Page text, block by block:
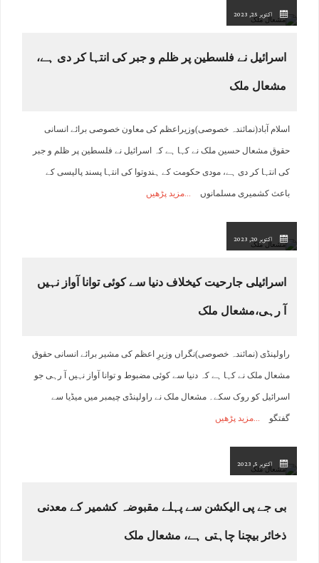
اکتوبر 25, 2023
اسرائیل نے فلسطین پر ظلم و جبر کی انتہا کر دی ہے،
مشعال ملک
اسلام آباد(نمائندہ خصوصی)وزیراعظم کی معاون خصوصی برائے انسانی
حقوق مشعال حسین ملک نے کہا ہے کہ اسرائیل نے فلسطین پر ظلم و جبر
کی انتہا کر دی ہے، مودی حکومت کے ہندوتوا کی انتہا پسند پالیسی کے
باعث کشمیری مسلمانوں مزید پڑھیں
اکتوبر 20, 2023
اسرائیلی جارحیت کیخلاف دنیا سے کوئی توانا آواز نہیں
آ رہی،مشعال ملک
راولپنڈی (نمائندہ خصوصی)نگراں وزیرِ اعظم کی مشیر برائے انسانی حقوق
مشعال ملک نے کہا ہے کہ دنیا سے کوئی مضبوط و توانا آواز نہیں آ رہی جو
اسرائیل کو روک سکے۔ مشعال ملک نے راولپنڈی چیمبر میں میڈیا سے
گفتگو مزید پڑھیں
اکتوبر 5, 2023
بی جے پی الیکشن سے پہلے مقبوضہ کشمیر کے معدنی
ذخائر بیچنا چاہتی ہے، مشعال ملک